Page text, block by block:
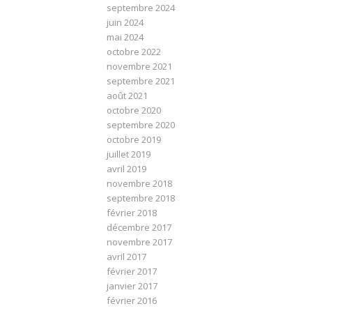
septembre 2024
juin 2024
mai 2024
octobre 2022
novembre 2021
septembre 2021
août 2021
octobre 2020
septembre 2020
octobre 2019
juillet 2019
avril 2019
novembre 2018
septembre 2018
février 2018
décembre 2017
novembre 2017
avril 2017
février 2017
janvier 2017
février 2016